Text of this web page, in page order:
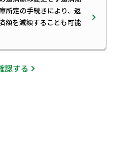
知らせ
のお知らせ
人情報等保護方針]の改訂
」の改定について
のお知らせ
た各種振込・口座振替 サ
について
所定の手続きにより、返
額を減額することも可能
毎回の返済額を減額する
出費で毎月の返済負担が
額するには当金庫所定の
より10年未満となった場
が受けられなくなりま
額を減額する場合【メ
認する